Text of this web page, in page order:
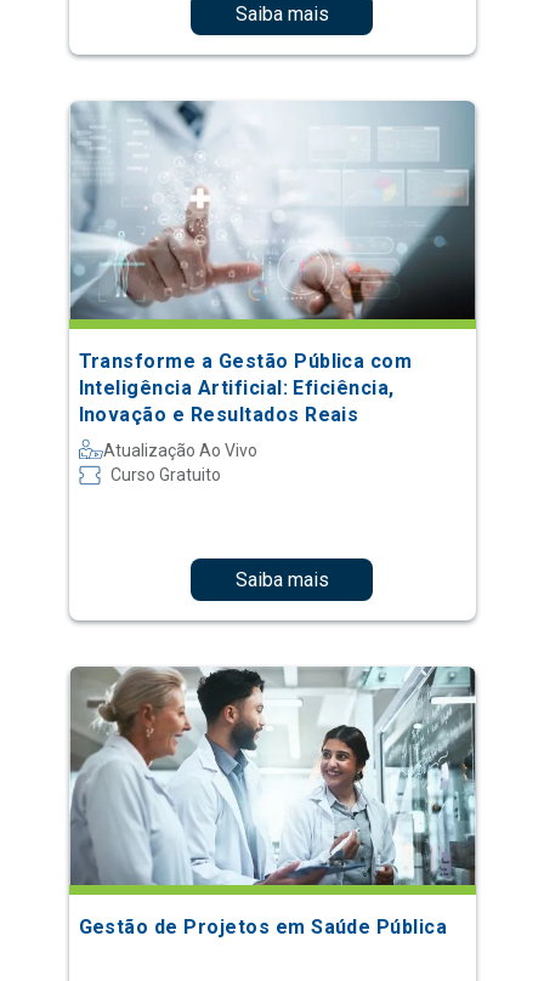
Saiba mais
Transforme a Gestão Pública com
Inteligência Artificial: Eficiência,
Inovação e Resultados Reais
Atualização Ao Vivo
Curso Gratuito
Saiba mais
Gestão de Projetos em Saúde Pública